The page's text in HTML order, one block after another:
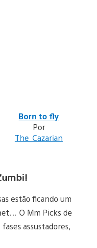
Born to fly
Por
The_Cazarian
estão ficando um
O Mm Picks de
assustadores,